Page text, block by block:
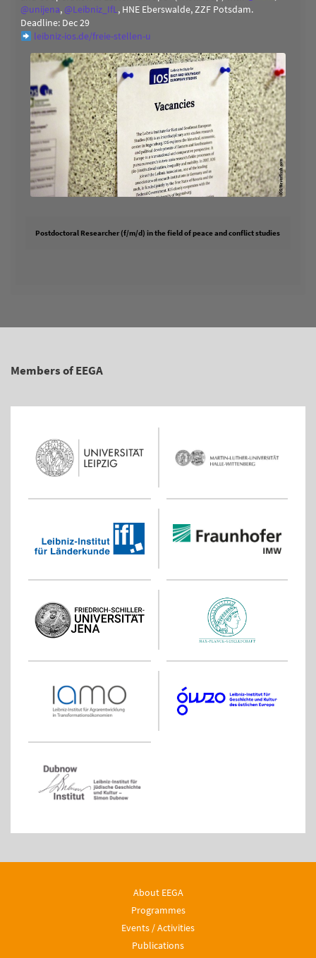
@unijena, @Leibniz_IfL, HNE Eberswalde, ZZF Potsdam.
Deadline: Dec 29
leibniz-ios.de/freie-stellen-u
Postdoctoral Researcher (f/m/d) in the field of peace and conflict studies
Members of EEGA
About EEGA
Programmes
Events / Activities
Publications